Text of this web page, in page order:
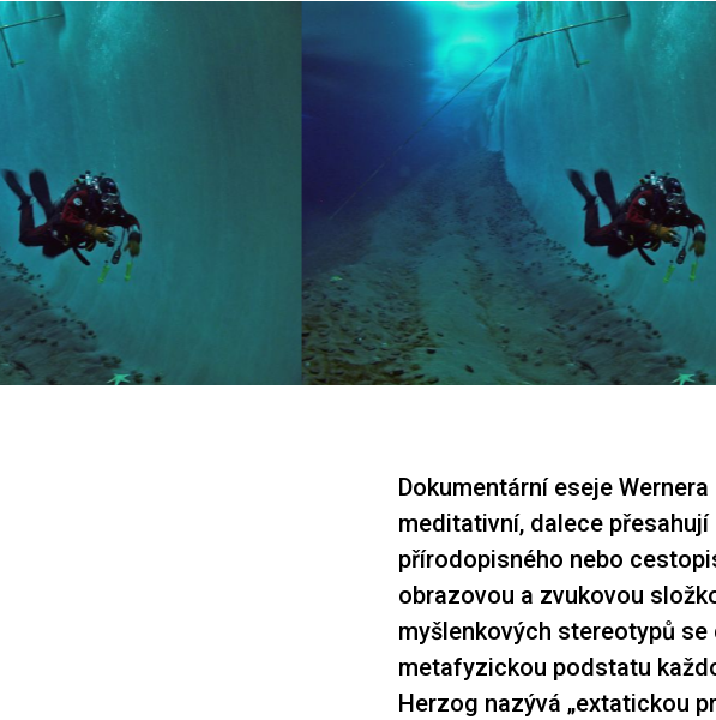
Dokumentární eseje
meditativní, dalece
přírodopisného nebo
obrazovou a zvukovou
myšlenkových stereotypů
metafyzickou podstatu
Herzog nazývá „extatickou